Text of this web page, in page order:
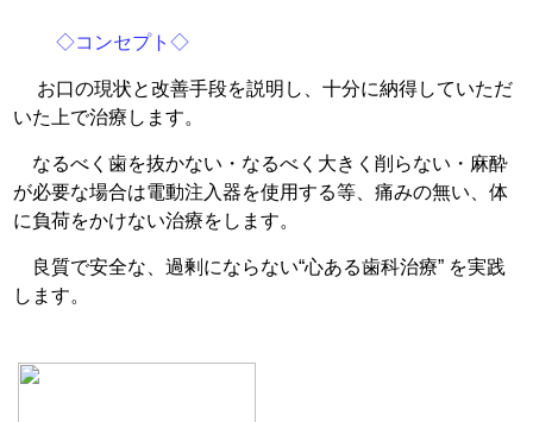
◇コンセプト◇
お口の現状と改善手段を説明し、十分に納得していただ
いた上で治療します。
なるべく歯を抜かない・なるべく大きく削らない・麻酔
が必要な場合は電動注入器を使用する等、痛みの無い、体
に負荷をかけない治療をします。
良質で安全な、過剰にならない“心ある歯科治療” を実践
します。